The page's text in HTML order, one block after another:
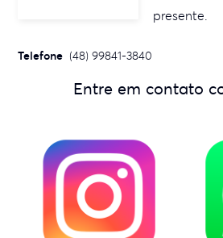
presente.
Telefone (48) 99841-3840
Entre em contato